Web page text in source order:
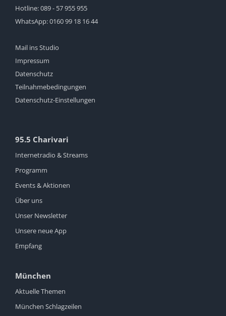
Hotline:089 - 57 955 955
WhatsApp:0160 99 18 16 44
Mail ins Studio
Impressum
Datenschutz
Teilnahmebedingungen
Datenschutz-Einstellungen
95.5 Charivari
Internetradio & Streams
Programm
Events & Aktionen
Über uns
Unser Newsletter
Unsere neue App
Empfang
München
Aktuelle Themen
München Schlagzeilen